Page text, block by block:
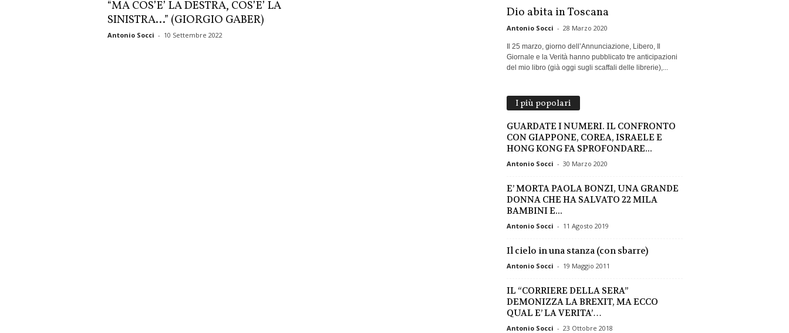
“MA COS’E’ LA DESTRA, COS’E’ LA
SINISTRA…” (GIORGIO GABER)
Antonio Socci - 10 Settembre 2022
Dio abita in Toscana
Antonio Socci - 28 Marzo 2020
Il 25 marzo, giorno dell’Annunciazione, Libero, Il
Giornale e la Verità hanno pubblicato tre anticipazioni
del mio libro (già oggi sugli scaffali delle librerie),...
I più popolari
GUARDATE I NUMERI. IL CONFRONTO
CON GIAPPONE, COREA, ISRAELE E
HONG KONG FA SPROFONDARE...
Antonio Socci - 30 Marzo 2020
E’ MORTA PAOLA BONZI, UNA GRANDE
DONNA CHE HA SALVATO 22 MILA
BAMBINI E...
Antonio Socci - 11 Agosto 2019
Il cielo in una stanza (con sbarre)
Antonio Socci - 19 Maggio 2011
IL “CORRIERE DELLA SERA”
DEMONIZZA LA BREXIT, MA ECCO
QUAL E’ LA VERITA’…
Antonio Socci - 23 Ottobre 2018